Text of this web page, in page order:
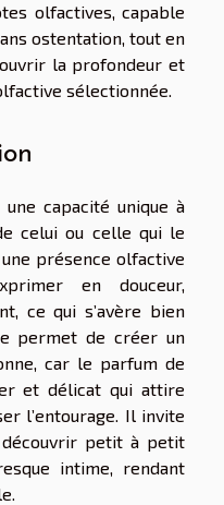
olfactives, capable
ostentation, tout en
la profondeur et
sélectionnée.
capacité unique à
celui ou celle qui le
présence olfactive
en douceur,
ce qui s’avère bien
permet de créer un
car le parfum de
et délicat qui attire
l’entourage. Il invite
découvrir petit à petit
intime, rendant